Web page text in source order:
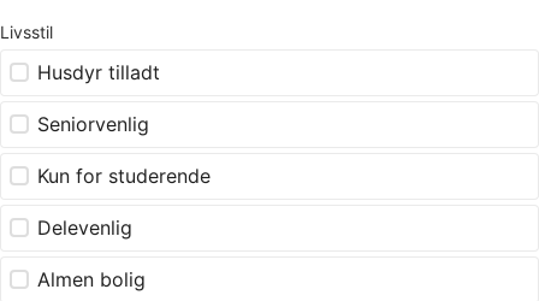
Livsstil
Husdyr tilladt
Seniorvenlig
Kun for studerende
Delevenlig
Almen bolig